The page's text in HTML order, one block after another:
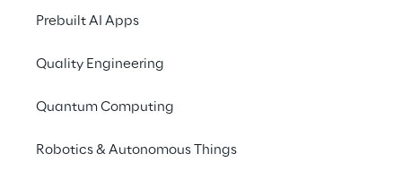
Prebuilt AI Apps
Quality Engineering
Quantum Computing
Robotics & Autonomous Things
ästhetischer Wirkung, die
Kunst und Realität